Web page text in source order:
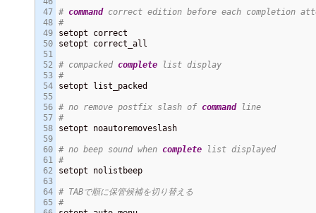
47
48
49
50
51
52
53
54
55
56
57
58
59
60
61
62
63
64
65
# command correct edition before each completion
#
setopt correct
setopt correct_all
# compacked complete list display
#
setopt list_packed
# no remove postfix slash of command line
#
setopt noautoremoveslash
# no beep sound when complete list displayed
#
setopt nolistbeep
# TABで順に保管候補を切り替える
#